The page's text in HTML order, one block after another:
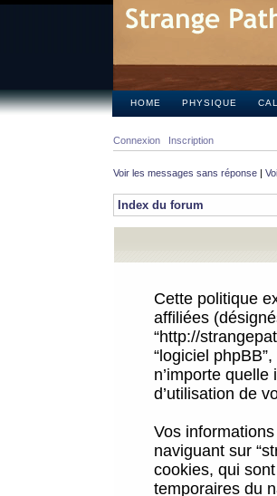
HOME PHYSIQUE
Connexion Inscription
Voir les messages sans réponse |
Index du forum
Cette politique
affiliées
“http://
“logiciel
n’importe
d’utilisation de
Vos
naviguant sur
cookies, qui
temporaires du